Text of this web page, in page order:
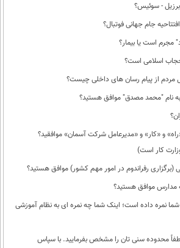
- سوئیس؟
جام جهانی فوتبال؟
مجرم است یا بیمار؟
اسلامی است؟
مردم از پیام رسان های داخلی چیست؟
به نام "محمد مصدق" موافق هستید؟
و «کار» و «مدیرعامل شرکت آسمان» موافقید؟
کار است)
مدارس موافق هستید؟
نمره داده است؛ اینک شما چه نمره ای به نظام آموزشی
محدوده سنی تان را مشخص بفرمایید. با سپاس